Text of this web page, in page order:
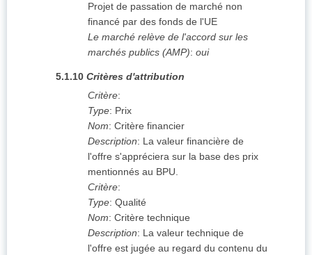
Projet de passation de marché non
financé par des fonds de l'UE
Le marché relève de l'accord sur les
marchés publics (AMP): oui
5.1.10 Critères d'attribution
Critère:
Type: Prix
Nom: Critère financier
Description: La valeur financière de
l'offre s'appréciera sur la base des prix
mentionnés au BPU.
Critère:
Type: Qualité
Nom: Critère technique
Description: La valeur technique de
l'offre est jugée au regard du contenu du